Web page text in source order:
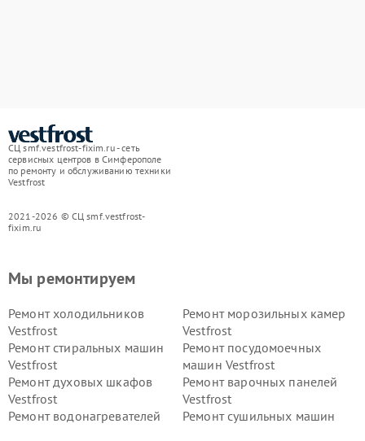
СЦ smf.vestfrost-fixim.ru - сеть
сервисных центров в Симферополе
по ремонту и обслуживанию техники
Vestfrost
2021-2026 © СЦ smf.vestfrost-
fixim.ru
Мы ремонтируем
Ремонт холодильников
Vestfrost
Ремонт морозильных камер
Vestfrost
Ремонт стиральных машин
Vestfrost
Ремонт посудомоечных
машин Vestfrost
Ремонт духовых шкафов
Vestfrost
Ремонт варочных панелей
Vestfrost
Ремонт водонагревателей
Ремонт сушильных машин